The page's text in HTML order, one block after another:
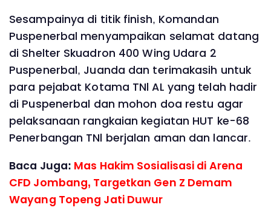
Sesampainya di titik finish, Komandan
Puspenerbal menyampaikan selamat datang
di Shelter Skuadron 400 Wing Udara 2
Puspenerbal, Juanda dan terimakasih untuk
para pejabat Kotama TNl AL yang telah hadir
di Puspenerbal dan mohon doa restu agar
pelaksanaan rangkaian kegiatan HUT ke-68
Penerbangan TNl berjalan aman dan lancar.
Baca Juga: Mas Hakim Sosialisasi di Arena
CFD Jombang, Targetkan Gen Z Demam
Wayang Topeng Jati Duwur